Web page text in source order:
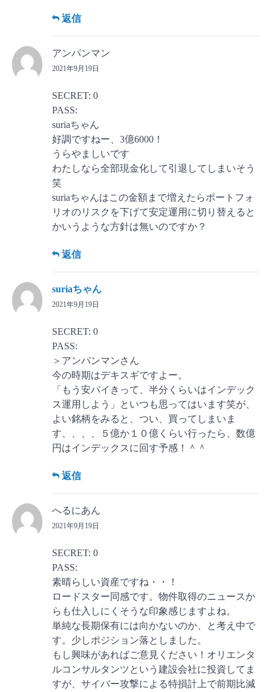
返信
アンパンマン
2021年9月19日
SECRET: 0
PASS:
suriaちゃん
好調ですねー、3億6000！
うらやましいです
わたしなら全部現金化して引退してしまいそう
笑
suriaちゃんはこの金額まで増えたらポートフォ
リオのリスクを下げて安定運用に切り替えると
かいうような方針は無いのですか？
返信
suriaちゃん
2021年9月19日
SECRET: 0
PASS:
＞アンパンマンさん
今の時期はデキスギですよー。
「もう安パイきって、半分くらいはインデック
ス運用しよう」といつも思ってはいます笑が、
よい銘柄をみると、つい、買ってしまいま
す、、、、５億か１０億くらい行ったら、数億
円はインデックスに回す予感！＾＾
返信
へるにあん
2021年9月19日
SECRET: 0
PASS:
素晴らしい資産ですね・・！
ロードスター同感です。物件取得のニュースか
らも仕入しにくそうな印象感じますよね。
単純な長期保有には向かないのか、と考え中で
す。少しポジション落としました。
もし興味があればご意見ください！オリエンタ
ルコンサルタンツという建設会社に投資してま
すが、サイバー攻撃による特損計上で前期比減